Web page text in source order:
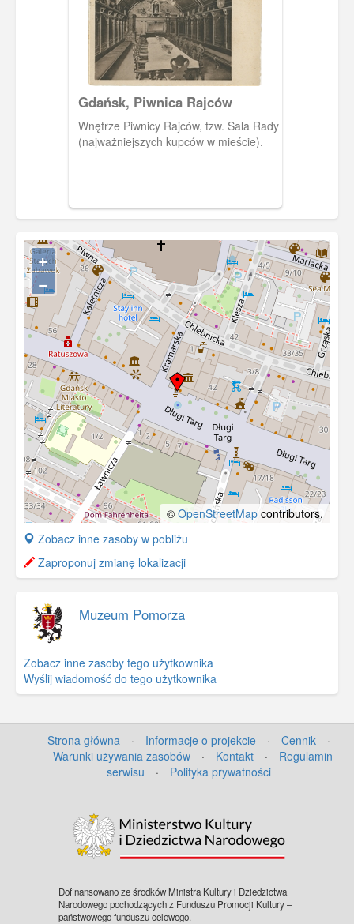
Gdańsk, Piwnica Rajców
Wnętrze Piwnicy Rajców, tzw. Sala Rady
(najważniejszych kupców w mieście).
+
−
© OpenStreetMap contributors.
+
−
Zobacz inne zasoby w pobliżu
Zaproponuj zmianę lokalizacji
Muzeum Pomorza
Zobacz inne zasoby tego użytkownika
Wyślij wiadomość do tego użytkownika
Strona główna · Informacje o projekcie · Cennik
·
Warunki używania zasobów
· Kontakt ·
Regulamin
serwisu
· Polityka prywatności
Dofinansowano ze środków Ministra Kultury i Dziedzictwa
Narodowego pochodzących z Funduszu Promocji Kultury –
państwowego funduszu celowego.